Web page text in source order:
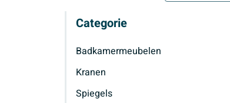
Categorie
Badkamermeubelen
Kranen
Spiegels